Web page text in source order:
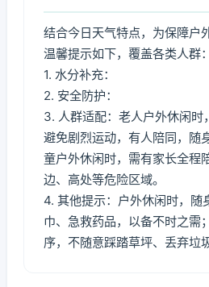
结合今日天气特点，为保障户
温馨提示如下，覆盖各类人群：
1. 水分补充：
2. 安全防护：
3. 人群适配：老人户外休闲时
避免剧烈运动，有人陪同，随
童户外休闲时，需有家长全程
边、高处等危险区域。
4. 其他提示：户外休闲时，随
巾、急救药品，以备不时之需
序，不随意踩踏草坪、丢弃垃